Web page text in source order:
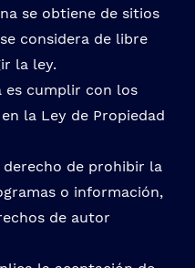
se obtiene de sitios
considera de libre
la ley.
es cumplir con los
la Ley de Propiedad
derecho de prohibir la
o información,
de autor